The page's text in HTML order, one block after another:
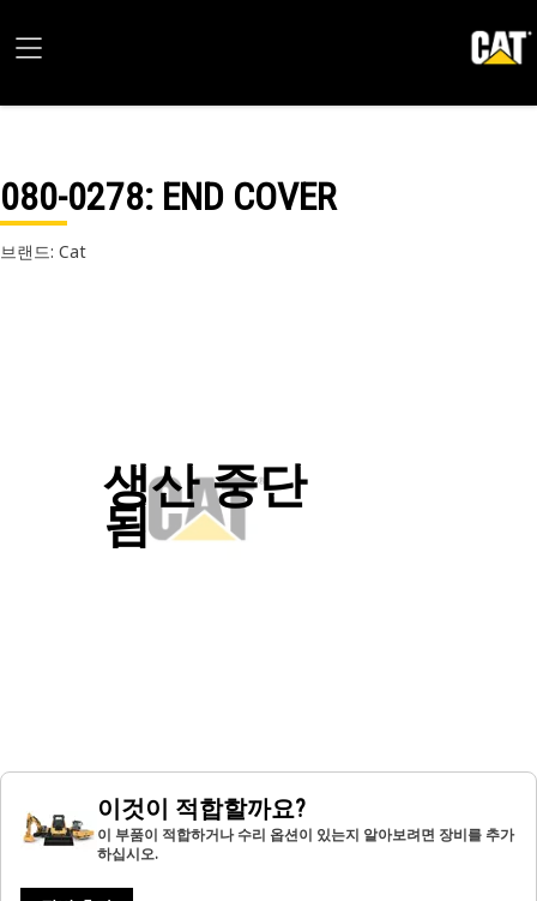
080-0278: END COVER
브랜드: Cat
생산 중단
됨
이것이 적합할까요?
이 부품이 적합하거나 수리 옵션이 있는지 알아보려면 장비를 추가
하십시오.